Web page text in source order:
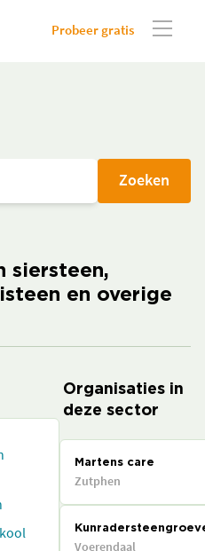
Probeer gratis
Zoeken
siersteen,
en overige
Organisaties in
deze sector
Martens care
Zutphen
Voerendaal